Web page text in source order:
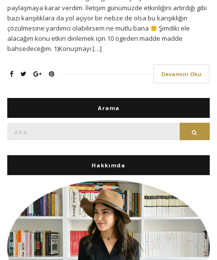
paylaşmaya karar verdim. İletişim günümüzde etkinliğini artırdığı gibi
bazı karışılıklara da yol açıyor bir nebze de olsa bu karışıklığın
çözülmesine yardımcı olabilirsem ne mutlu bana
Şimdiki ele
alacağım konu etkin dinlemek için 10 ögeden madde madde
bahsedeceğim. 1)Konuşmayı […]
Devamını Oku
Arama
Hakkımda